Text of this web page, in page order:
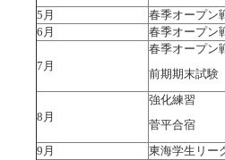
5月
春季オープン
6月
春季オープン
7月
春季オープン
前期期末試験
8月
強化練習
菅平合宿
9月
東海学生リー